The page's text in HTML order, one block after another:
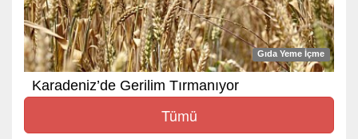
Gıda Yeme İçme
Karadeniz’de Gerilim Tırmanıyor
Tümü